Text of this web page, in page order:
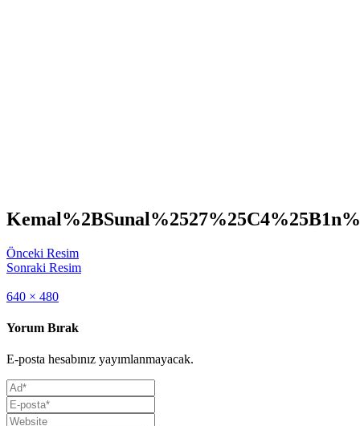
Önceki Resim
Sonraki Resim
Full
640 × 480
Yorum Bırak
E-posta hesabınız yayımlanmayacak.